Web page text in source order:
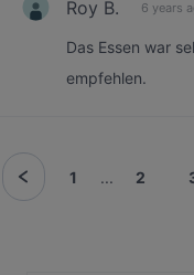
Roy B. 6 years
Das Essen war
empfehlen.
1 ... 2